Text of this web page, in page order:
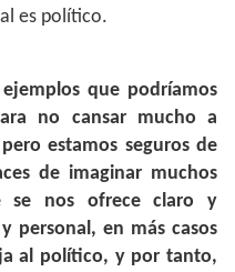
es político.
que podríamos
no cansar mucho a
estamos seguros de
de imaginar muchos
se nos ofrece claro y
personal, en más casos
al político, y por tanto,